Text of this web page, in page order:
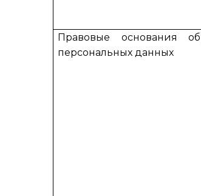
Правовые основания
персональных данных